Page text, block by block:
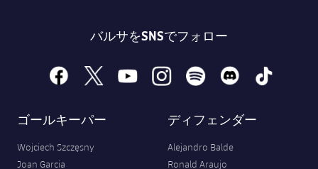
バルサをSNSでフォロー
facebook
x youtubeinstagramspotify discord tiktok
ゴールキーパー
Wojciech Szczęsny
Joan Garcia
ディフェンダー
Alejandro Balde
Ronald Araujo